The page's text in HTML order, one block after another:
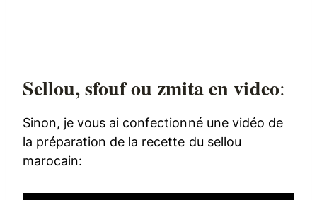
Sellou, sfouf ou zmita en video:
Sinon, je vous ai confectionné une vidéo de
la préparation de la recette du sellou
marocain: